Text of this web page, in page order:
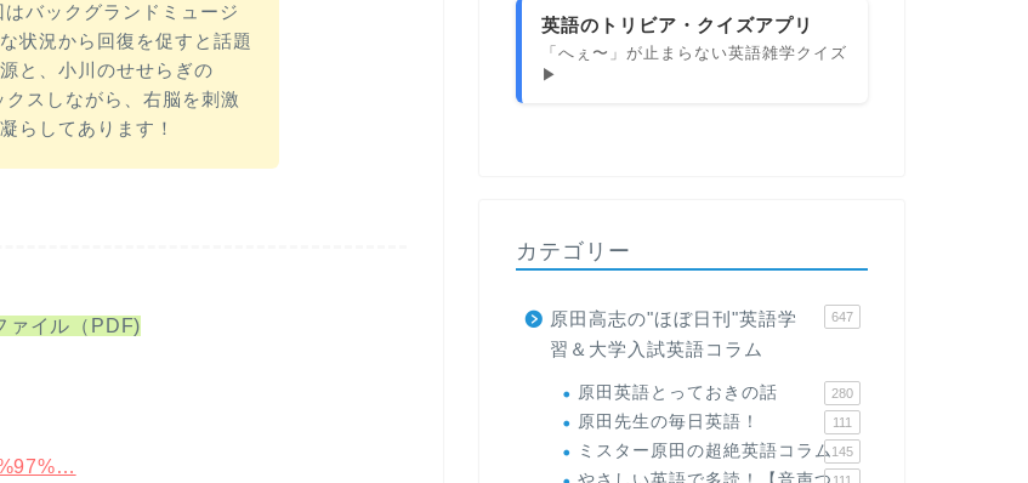
バックグランドミュージ
状況から回復を促すと話題
と、小川のせせらぎの
スしながら、右脳を刺激
らしてあります！
ァイル（PDF)
英語のトリビア・クイズアプリ
「へぇ〜」が止まらない英語雑学クイズ
▶
カテゴリー
原田高志の"ほぼ日刊"英語学
習＆大学入試英語コラム
647
原田英語とっておきの話 280
原田先生の毎日英語！ 111
ミスター原田の超絶英語コラム145